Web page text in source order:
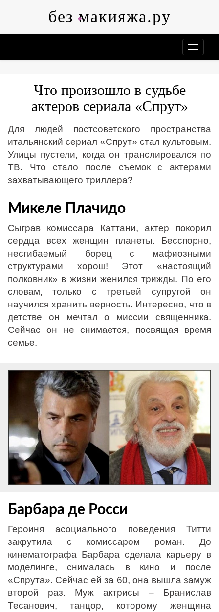
без макияжа.ру
Что произошло в судьбе
актеров сериала «Спрут»
Для людей постсоветского пространства
итальянский сериал «Спрут» стал культовым.
Улицы пустели, когда он транслировался по
ТВ. Что стало после съемок с актерами
захватывающего триллера?
Микеле Плачидо
Сыграв комиссара Каттани, актер покорил
сердца всех женщин планеты. Бесспорно,
несгибаемый борец с мафиозными
структурами хорош! Этот «настоящий
полковник» в жизни женился трижды. По его
словам, только с третьей супругой он
научился хранить верность. Интересно, что в
детстве он мечтал о миссии священника.
Сейчас он не снимается, посвящая время
семье.
Барбара де Росси
Героиня асоциального поведения Титти
закрутила с комиссаром роман. До
кинематографа Барбара сделала карьеру в
моделинге, снималась в кино и после
«Спрута». Сейчас ей за 60, она вышла замуж
второй раз. Муж актрисы – Бранислав
Тесанович, танцор, которому женщина